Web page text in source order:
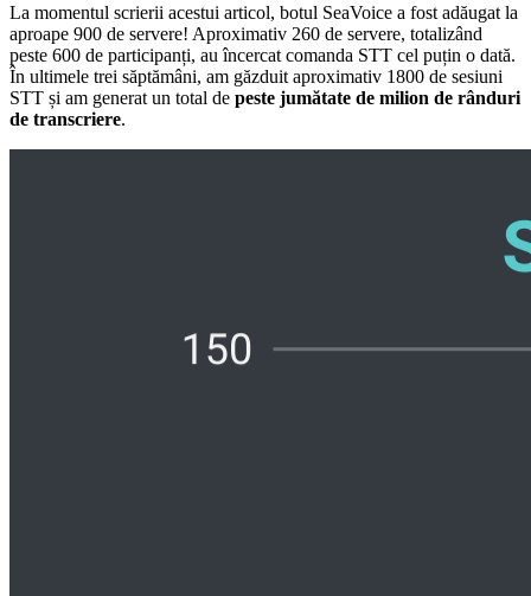
La momentul scrierii acestui articol, botul SeaVoice a fost adăugat la
aproape 900 de servere! Aproximativ 260 de servere, totalizând
peste 600 de participanți, au încercat comanda STT cel puțin o dată.
În ultimele trei săptămâni, am găzduit aproximativ 1800 de sesiuni
STT și am generat un total de peste jumătate de milion de rânduri
de transcriere.